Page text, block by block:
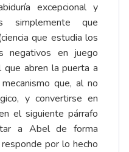
excepcional y
simplemente que
que estudia los
negativos en juego
que abren la puerta a
que, al no
y convertirse en
el siguiente párrafo
a Abel de forma
por lo hecho